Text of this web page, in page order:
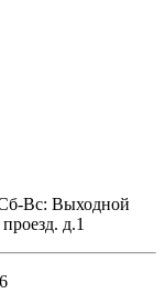
Вс: Выходной
д.1